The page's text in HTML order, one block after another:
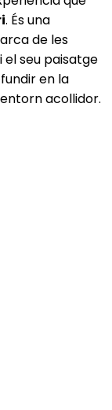
. És una
de les
el seu paisatge
en la
acollidor.